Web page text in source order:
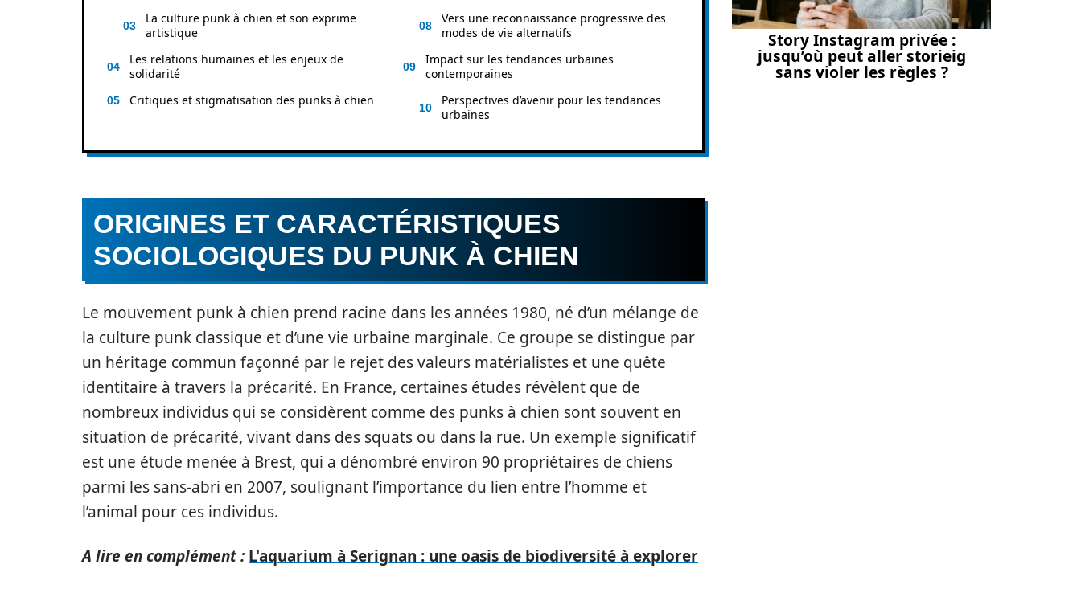
La culture punk à chien et son exprime
artistique
Les relations humaines et les enjeux de
solidarité
Critiques et stigmatisation des punks à chien
Vers une reconnaissance progressive des
modes de vie alternatifs
Impact sur les tendances urbaines
contemporaines
Perspectives d’avenir pour les tendances
urbaines
ORIGINES ET CARACTÉRISTIQUES
SOCIOLOGIQUES DU PUNK À CHIEN
Le mouvement punk à chien prend racine dans les années 1980, né d’un mélange de
la culture punk classique et d’une vie urbaine marginale. Ce groupe se distingue par
un héritage commun façonné par le rejet des valeurs matérialistes et une quête
identitaire à travers la précarité. En France, certaines études révèlent que de
nombreux individus qui se considèrent comme des punks à chien sont souvent en
situation de précarité, vivant dans des squats ou dans la rue. Un exemple significatif
est une étude menée à Brest, qui a dénombré environ 90 propriétaires de chiens
parmi les sans-abri en 2007, soulignant l’importance du lien entre l’homme et
l’animal pour ces individus.
A lire en complément : L'aquarium à Serignan : une oasis de biodiversité à explorer
Story Instagram privée :
jusqu’où peut aller storieig
sans violer les règles ?